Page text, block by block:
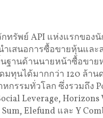
ทรัพย์ API แห่งแรกของ
เสนอการซื้อขายหุ้นและ
ฐานด้านนายหน้าซื้อขา
ทุนได้มากกว่า 120 ล้าน
รรมทั่วโลก ซึ่งรวมถึง
Leverage, Horizons
Elefund และ Y